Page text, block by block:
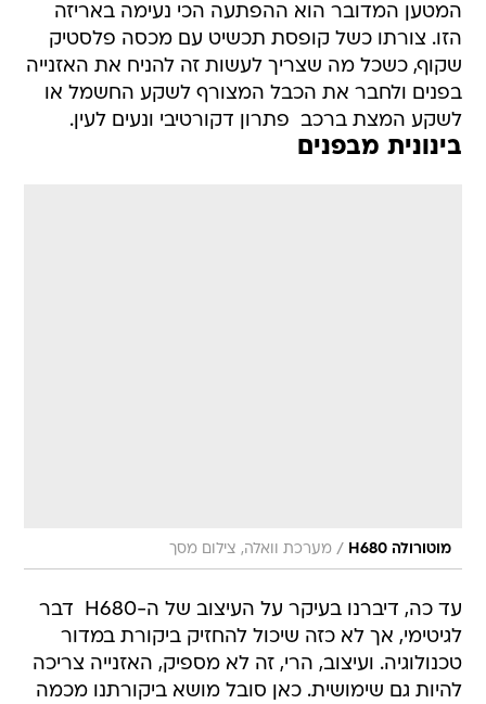
המטען המדובר הוא ההפתעה הכי נעימה באריזה
הזו. צורתו כשל קופסת תכשיט עם מכסה פלסטיק
שקוף, כשכל מה שצריך לעשות זה להניח את האזנייה
בפנים ולחבר את הכבל המצורף לשקע החשמל או
לשקע המצת ברכב  פתרון דקורטיבי ונעים לעין.
בינונית מבפנים
מוטורולה H680 / מערכת וואלה, צילום מסך
עד כה, דיברנו בעיקר על העיצוב של ה-H680  דבר
לגיטימי, אך לא כזה שיכול להחזיק ביקורת במדור
טכנולוגיה. ועיצוב, הרי, זה לא מספיק, האזנייה צריכה
להיות גם שימושית. כאן סובל מושא ביקורתנו מכמה